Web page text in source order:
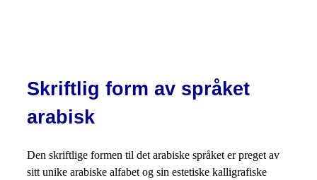
Skriftlig form av språket
arabisk
Den skriftlige formen til det arabiske språket er preget av
sitt unike arabiske alfabet og sin estetiske kalligrafiske